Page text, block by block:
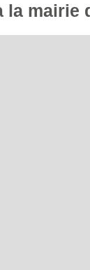
la mairie